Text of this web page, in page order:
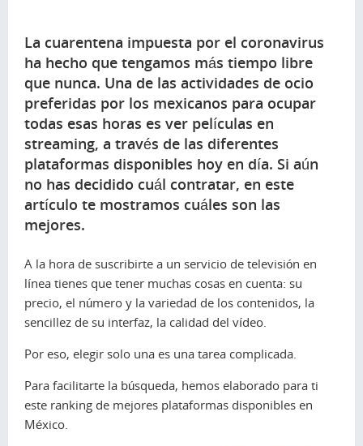
La cuarentena impuesta por el coronavirus
ha hecho que tengamos más tiempo libre
que nunca. Una de las actividades de ocio
preferidas por los mexicanos para ocupar
todas esas horas es ver películas en
streaming, a través de las diferentes
plataformas disponibles hoy en día. Si aún
no has decidido cuál contratar, en este
artículo te mostramos cuáles son las
mejores.
A la hora de suscribirte a un servicio de televisión en
línea tienes que tener muchas cosas en cuenta: su
precio, el número y la variedad de los contenidos, la
sencillez de su interfaz, la calidad del vídeo.
Por eso, elegir solo una es una tarea complicada.
Para facilitarte la búsqueda, hemos elaborado para ti
este ranking de mejores plataformas disponibles en
México.